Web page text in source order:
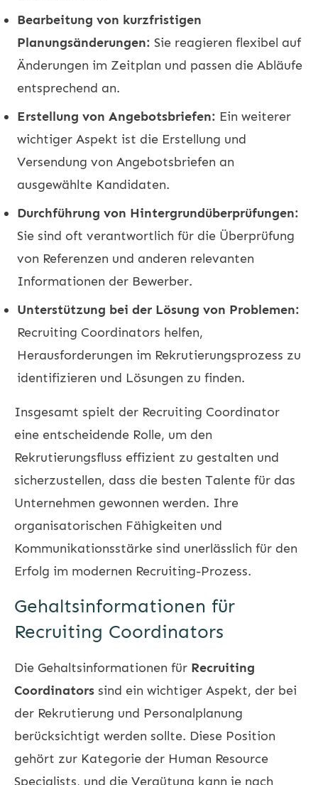
Bearbeitung von kurzfristigen
Planungsänderungen: Sie reagieren flexibel auf
Änderungen im Zeitplan und passen die Abläufe
entsprechend an.
Erstellung von Angebotsbriefen: Ein weiterer
wichtiger Aspekt ist die Erstellung und
Versendung von Angebotsbriefen an
ausgewählte Kandidaten.
Durchführung von Hintergrundüberprüfungen:
Sie sind oft verantwortlich für die Überprüfung
von Referenzen und anderen relevanten
Informationen der Bewerber.
Unterstützung bei der Lösung von Problemen:
Recruiting Coordinators helfen,
Herausforderungen im Rekrutierungsprozess zu
identifizieren und Lösungen zu finden.
Insgesamt spielt der Recruiting Coordinator
eine entscheidende Rolle, um den
Rekrutierungsfluss effizient zu gestalten und
sicherzustellen, dass die besten Talente für das
Unternehmen gewonnen werden. Ihre
organisatorischen Fähigkeiten und
Kommunikationsstärke sind unerlässlich für den
Erfolg im modernen Recruiting-Prozess.
Gehaltsinformationen für
Recruiting Coordinators
Die Gehaltsinformationen für Recruiting
Coordinators sind ein wichtiger Aspekt, der bei
der Rekrutierung und Personalplanung
berücksichtigt werden sollte. Diese Position
gehört zur Kategorie der Human Resource
Specialists, und die Vergütung kann je nach